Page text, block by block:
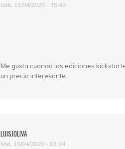
Sáb, 11/04/2020 - 15:49
Me gusta cuando las ediciones
un precio interesante.
LUISJOLIVA
Mié, 15/04/2020 - 01:24